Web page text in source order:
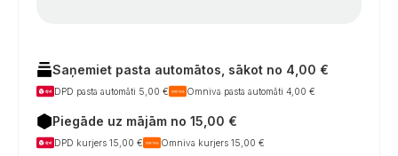
Saņemiet pasta automātos, sākot no 4,00 €
DPD pasta automāti 5,00 € Omniva pasta automāti 4,00 €
Piegāde uz mājām no 15,00 €
DPD kurjers 15,00 € Omniva kurjers 15,00 €